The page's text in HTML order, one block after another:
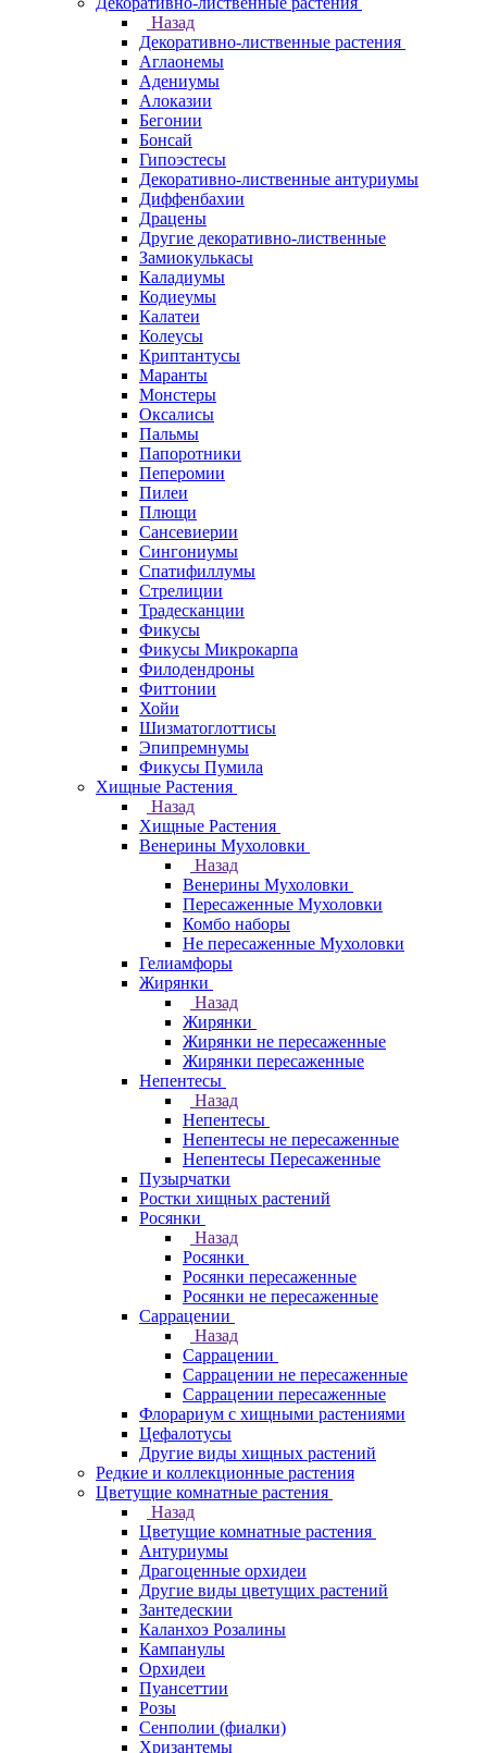
Назад
Декоративно-лиственные растения
Аглаонемы
Адениумы
Алоказии
Бегонии
Бонсай
Гипоэстесы
Декоративно-лиственные антуриумы
Диффенбахии
Драцены
Другие декоративно-лиственные
Замиокулькасы
Каладиумы
Кодиеумы
Калатеи
Колеусы
Криптантусы
Маранты
Монстеры
Оксалисы
Пальмы
Папоротники
Пеперомии
Пилеи
Плющи
Сансевиерии
Сингониумы
Спатифиллумы
Стрелиции
Традесканции
Фикусы
Фикусы Микрокарпа
Филодендроны
Фиттонии
Хойи
Шизматоглоттисы
Эпипремнумы
Фикусы Пумила
Хищные Растения
Назад
Хищные Растения
Венерины Мухоловки
Назад
Венерины Мухоловки
Пересаженные Мухоловки
Комбо наборы
Не пересаженные Мухоловки
Гелиамфоры
Жирянки
Назад
Жирянки
Жирянки не пересаженные
Жирянки пересаженные
Непентесы
Назад
Непентесы
Непентесы не пересаженные
Непентесы Пересаженные
Пузырчатки
Ростки хищных растений
Росянки
Назад
Росянки
Росянки пересаженные
Росянки не пересаженные
Саррацении
Назад
Саррацении
Саррацении не пересаженные
Саррацении пересаженные
Флорариум с хищными растениями
Цефалотусы
Другие виды хищных растений
Редкие и коллекционные растения
Цветущие комнатные растения
Назад
Цветущие комнатные растения
Антуриумы
Драгоценные орхидеи
Другие виды цветущих растений
Зантедескии
Каланхоэ Розалины
Кампанулы
Орхидеи
Пуансеттии
Розы
Сенполии (фиалки)
Хризантемы